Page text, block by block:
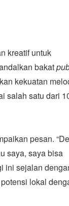
kreatif untuk
bakat
kekuatan
salah satu dari
pesan.
saya, saya bisa
ini sejalan
lokal